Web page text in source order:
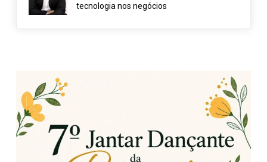
tecnologia nos negócios